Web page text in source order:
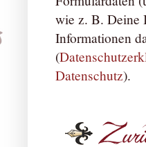
wie z. B. Deine
Informationen
(
Datenschutz).